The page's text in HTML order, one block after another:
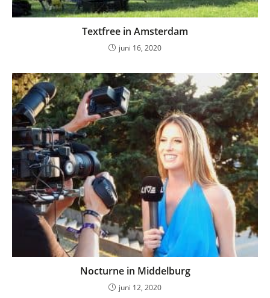
Textfree in Amsterdam
juni 16, 2020
Nocturne in Middelburg
juni 12, 2020